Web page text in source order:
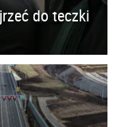
do teczki